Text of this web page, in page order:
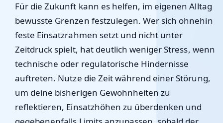
Für die Zukunft kann es helfen, im eigenen Alltag
bewusste Grenzen festzulegen. Wer sich ohnehin
feste Einsatzrahmen setzt und nicht unter
Zeitdruck spielt, hat deutlich weniger Stress, wenn
technische oder regulatorische Hindernisse
auftreten. Nutze die Zeit während einer Störung,
um deine bisherigen Gewohnheiten zu
reflektieren, Einsatzhöhen zu überdenken und